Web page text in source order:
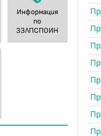
Информация
по
ЗЗЛПСПОИН